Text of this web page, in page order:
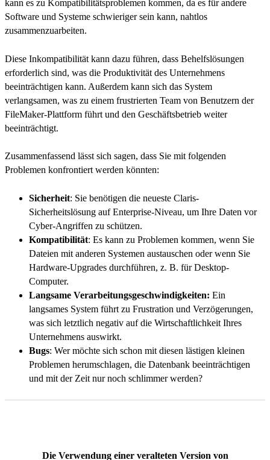
kann es zu Kompatibilitätsproblemen kommen, da es für andere
Software und Systeme schwieriger sein kann, nahtlos
zusammenzuarbeiten.
Diese Inkompatibilität kann dazu führen, dass Behelfslösungen
erforderlich sind, was die Produktivität des Unternehmens
beeinträchtigen kann. Außerdem kann sich das System
verlangsamen, was zu einem frustrierten Team von Benutzern der
FileMaker-Plattform führt und den Geschäftsbetrieb weiter
beeinträchtigt.
Zusammenfassend lässt sich sagen, dass Sie mit folgenden
Problemen konfrontiert werden könnten:
Sicherheit: Sie benötigen die neueste Claris-
Sicherheitslösung auf Enterprise-Niveau, um Ihre Daten vor
Cyber-Angriffen zu schützen.
Kompatibilität: Es kann zu Problemen kommen, wenn Sie
Dateien mit anderen Systemen austauschen oder wenn Sie
Hardware-Upgrades durchführen, z. B. für Desktop-
Computer.
Langsame Verarbeitungsgeschwindigkeiten: Ein
langsames System führt zu Frustration und Verzögerungen,
was sich letztlich negativ auf die Wirtschaftlichkeit Ihres
Unternehmens auswirkt.
Bugs: Wer möchte sich schon mit diesen lästigen kleinen
Problemen herumschlagen, die Datenbank beeinträchtigen
und mit der Zeit nur noch schlimmer werden?
Die Verwendung einer veralteten Version von